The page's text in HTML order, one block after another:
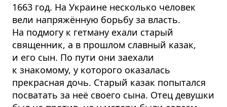
1663 год. На Украине несколько человек
вели напряжённую борьбу за власть.
На подмогу к гетману ехали старый
священник, а в прошлом славный казак,
и его сын. По пути они заехали
к знакомому, у которого оказалась
прекрасная дочь. Старый казак попытался
посватать за неё своего сына. Отец девушки